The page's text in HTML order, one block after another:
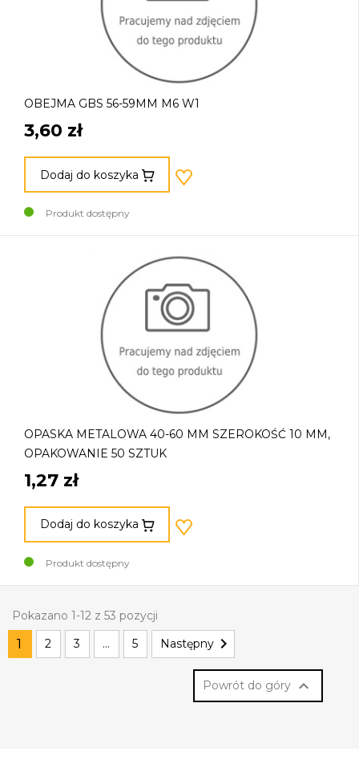
OBEJMA GBS 56-59MM M6 W1
3,60 zł
Dodaj do koszyka
Produkt dostępny
OPASKA METALOWA 40-60 MM SZEROKOŚĆ 10 MM,
OPAKOWANIE 50 SZTUK
1,27 zł
Dodaj do koszyka
Produkt dostępny
Pokazano 1-12 z 53 pozycji
1 2 3 … 5 Następny 
Powrót do góry 